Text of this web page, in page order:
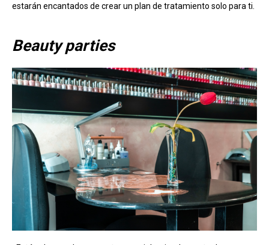
estarán encantados de crear un plan de tratamiento solo para ti.
Beauty parties